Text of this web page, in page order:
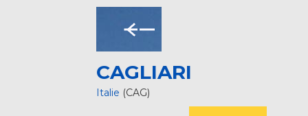
CAGLIARI
Italie (CAG)